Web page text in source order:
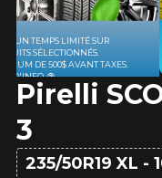
Rechercher par
Par
Recherche par dimensions
LARGEUR
ROUES
Par
ENSEMBLES
RECHERCHE
PROMOTIONS
Pirelli
3
235/50R19 XL -
CODE PROMO